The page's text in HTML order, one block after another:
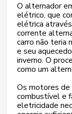
O alternador
elétrico, que
elétrica
corrente
carro não teria
e seu
inverno. O
como um
Os motores de
combustível e
eletricidade